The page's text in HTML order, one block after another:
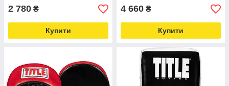
2 780 ₴
Купити
4 660 ₴
Купити